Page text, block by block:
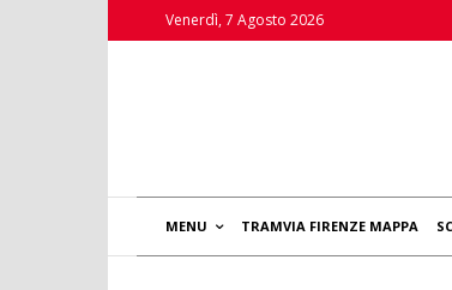
Venerdì, 7 Agosto 2026
MENU TRAMVIA FIRENZE MAPPA